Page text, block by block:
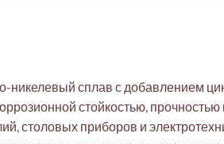
сплав с добавлением
стойкостью,
столовых приборов и